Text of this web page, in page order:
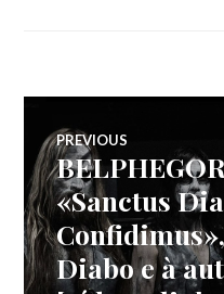
Navegação
de
artigos
PREVIOUS
Previous
post:
«Sanctus
Diabo e à